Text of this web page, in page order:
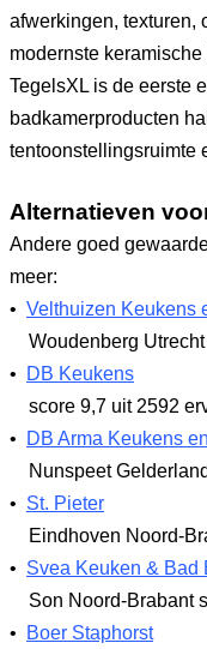
afwerkingen, texturen,
modernste
TegelsXL is de eerste
badkamerproducten
tentoonstellingsruimte
Alternatieven
Andere goed
meer:
• Velthuizen Keukens
Woudenberg Utrecht
•
DB Keukens
score 9,7 uit 2592
•
DB Arma Keukens
Nunspeet Gelderland
• St. Pieter
Eindhoven Noord-
• Svea Keuken & Bad
Son Noord-Brabant
•
Boer Staphorst